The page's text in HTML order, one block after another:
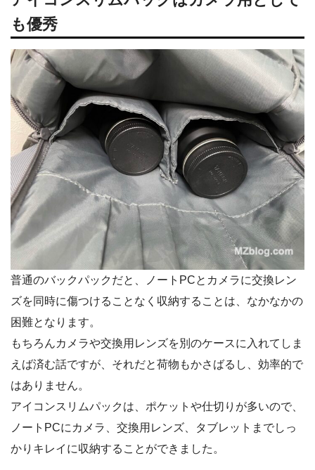
も優秀
普通のバックパックだと、ノートPCとカメラに交換レン
ズを同時に傷つけることなく収納することは、なかなかの
困難となります。
もちろんカメラや交換用レンズを別のケースに入れてしま
えば済む話ですが、それだと荷物もかさばるし、効率的で
はありません。
アイコンスリムパックは、ポケットや仕切りが多いので、
ノートPCにカメラ、交換用レンズ、タブレットまでしっ
かりキレイに収納することができました。